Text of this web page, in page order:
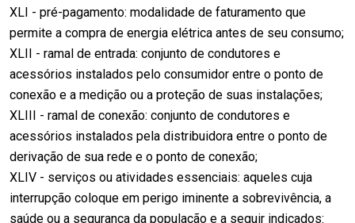
XLI - pré-pagamento: modalidade de faturamento que
permite a compra de energia elétrica antes de seu consumo;
XLII - ramal de entrada: conjunto de condutores e
acessórios instalados pelo consumidor entre o ponto de
conexão e a medição ou a proteção de suas instalações;
XLIII - ramal de conexão: conjunto de condutores e
acessórios instalados pela distribuidora entre o ponto de
derivação de sua rede e o ponto de conexão;
XLIV - serviços ou atividades essenciais: aqueles cuja
interrupção coloque em perigo iminente a sobrevivência, a
saúde ou a segurança da população e a seguir indicados: